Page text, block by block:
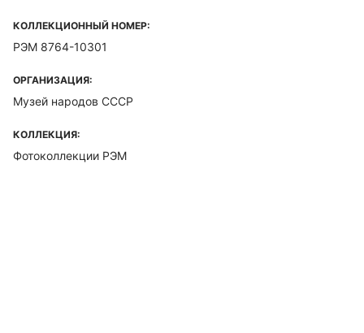
КОЛЛЕКЦИОННЫЙ НОМЕР:
РЭМ 8764-10301
ОРГАНИЗАЦИЯ:
Музей народов СССР
КОЛЛЕКЦИЯ:
Фотоколлекции РЭМ